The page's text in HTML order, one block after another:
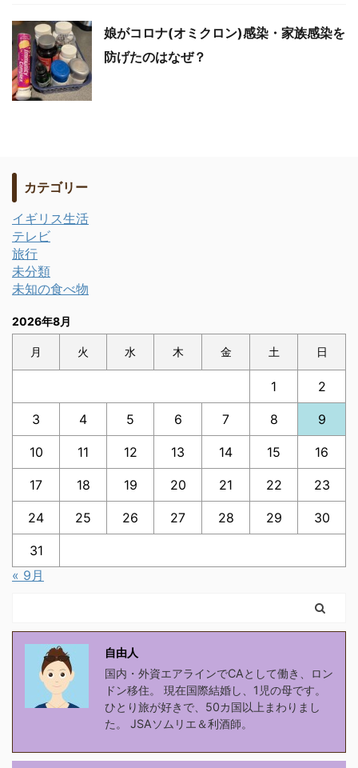
娘がコロナ(オミクロン)感染・家族感染を
防げたのはなぜ？
カテゴリー
イギリス生活
テレビ
旅行
未分類
未知の食べ物
2026年8月
月 火 水 木 金 土 日
1 2
3 4 5 6 7 8 9
10 11 12 13 14 15 16
17 18 19 20 21 22 23
24 25 26 27 28 29 30
31
« 9月
自由人
国内・外資エアラインでCAとして働き、ロン
ドン移住。 現在国際結婚し、1児の母です。
ひとり旅が好きで、50カ国以上まわりまし
た。 JSAソムリエ＆利酒師。